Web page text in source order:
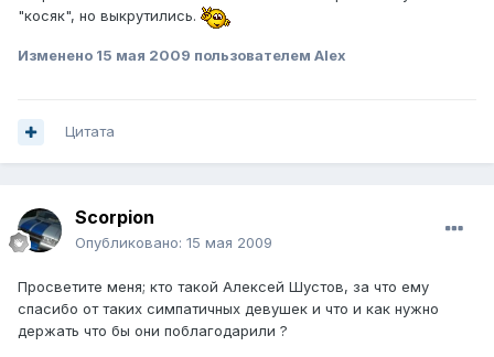
"косяк", но выкрутились.
Изменено 15 мая 2009 пользователем Alex
Цитата
Scorpion
Опубликовано: 15 мая 2009
Просветите меня; кто такой Алексей Шустов, за что ему
спасибо от таких симпатичных девушек и что и как нужно
держать что бы они поблагодарили ?